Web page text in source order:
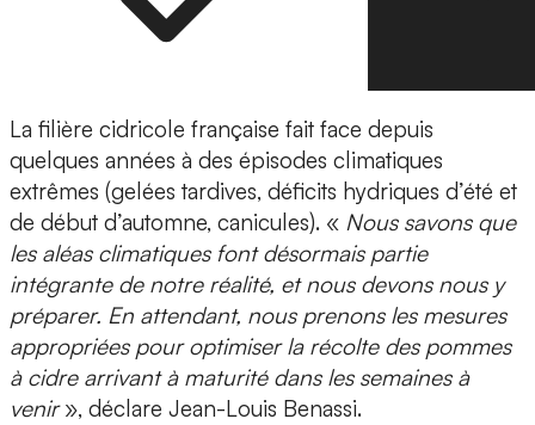
La filière cidricole française fait face depuis
quelques années à des épisodes climatiques
extrêmes (gelées tardives, déficits hydriques d’été et
de début d’automne, canicules). « Nous savons que
les aléas climatiques font désormais partie
intégrante de notre réalité, et nous devons nous y
préparer. En attendant, nous prenons les mesures
appropriées pour optimiser la récolte des pommes
à cidre arrivant à maturité dans les semaines à
venir», déclare Jean-Louis Benassi.